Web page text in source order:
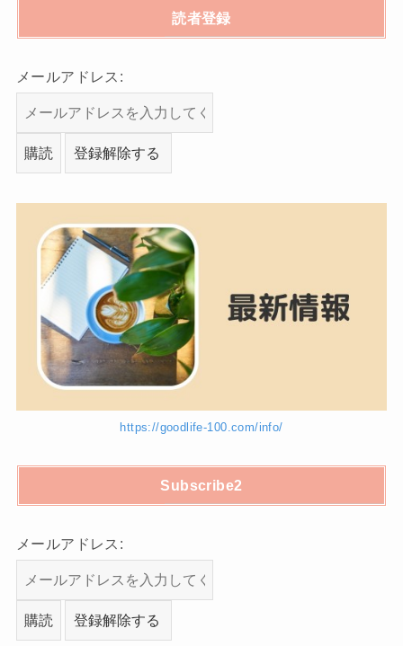
読者登録
メールアドレス:
https://goodlife-100.com/info/
Subscribe2
メールアドレス: